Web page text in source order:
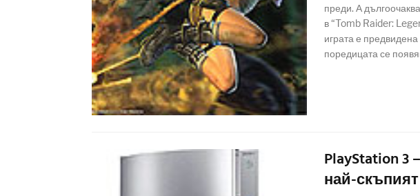
преди. А
в “Tomb Raider:
играта е
поредицата се
PlayStation
най-